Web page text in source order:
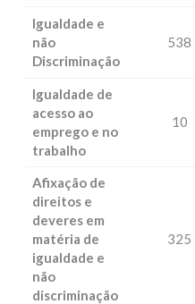
Igualdade e
não
Discriminação
538
Igualdade de
acesso ao
emprego e no
trabalho
10
Afixação de
direitos e
deveres em
matéria de
igualdade e
não
discriminação
325